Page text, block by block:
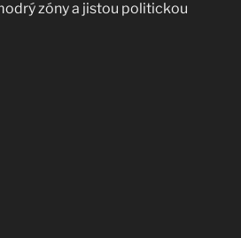
zóny a jistou politickou